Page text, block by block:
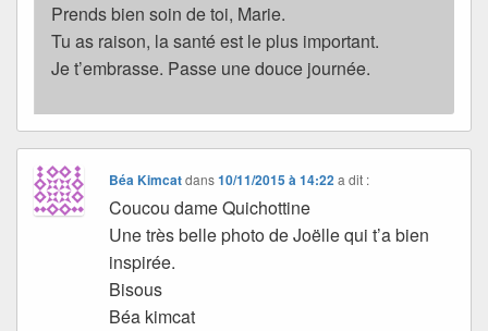
Prends bien soin de toi, Marie.
Tu as raison, la santé est le plus important.
Je t’embrasse. Passe une douce journée.
Béa Kimcatdans10/11/2015 à 14:22 a dit :
Coucou dame Quichottine
Une très belle photo de Joëlle qui t’a bien
inspirée.
Bisous
Béa kimcat